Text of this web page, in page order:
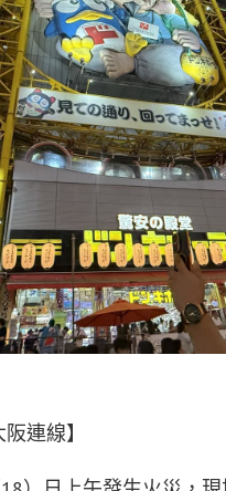
連線】